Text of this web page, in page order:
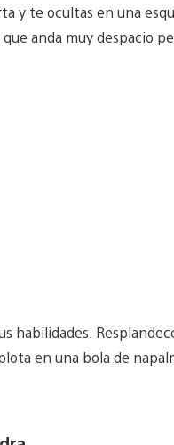
y te ocultas en una
anda muy despacio
habilidades.
en una bola de